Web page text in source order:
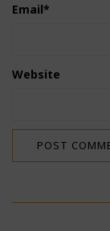
Email*
Website